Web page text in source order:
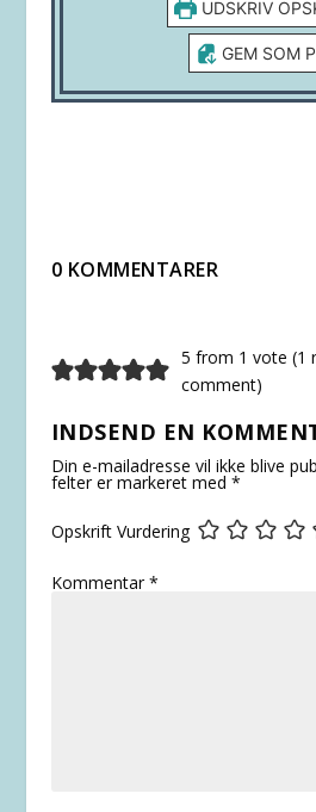
UDSKRIV
GEM SOM
0 KOMMENTARER
5 from 1 vote (1
comment)
INDSEND EN
Din e-mailadresse vil ikke blive
felter er markeret med *
Opskrift Vurdering
Kommentar*